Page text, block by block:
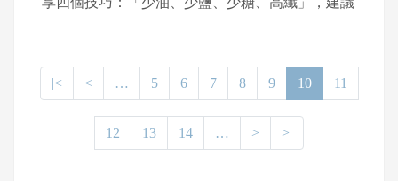
不僅能幫助腸胃消化、身體代謝，還能促進親友間
的情感。
|< < … 5 6 7 8 9 10 11
12 13 14 … > >|